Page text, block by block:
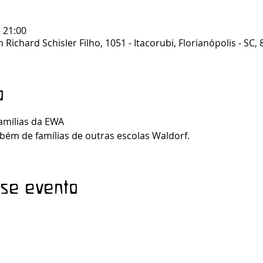
Schisler Filho, 1051 - Itacorubi, Florianópolis - SC,
da EWA
de famílias de outras escolas Waldorf.
evento